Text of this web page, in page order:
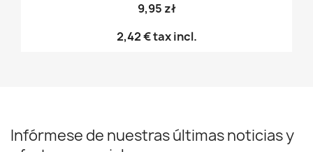
9,95 zł
2,42 €tax incl.
Infórmese de nuestras últimas noticias y